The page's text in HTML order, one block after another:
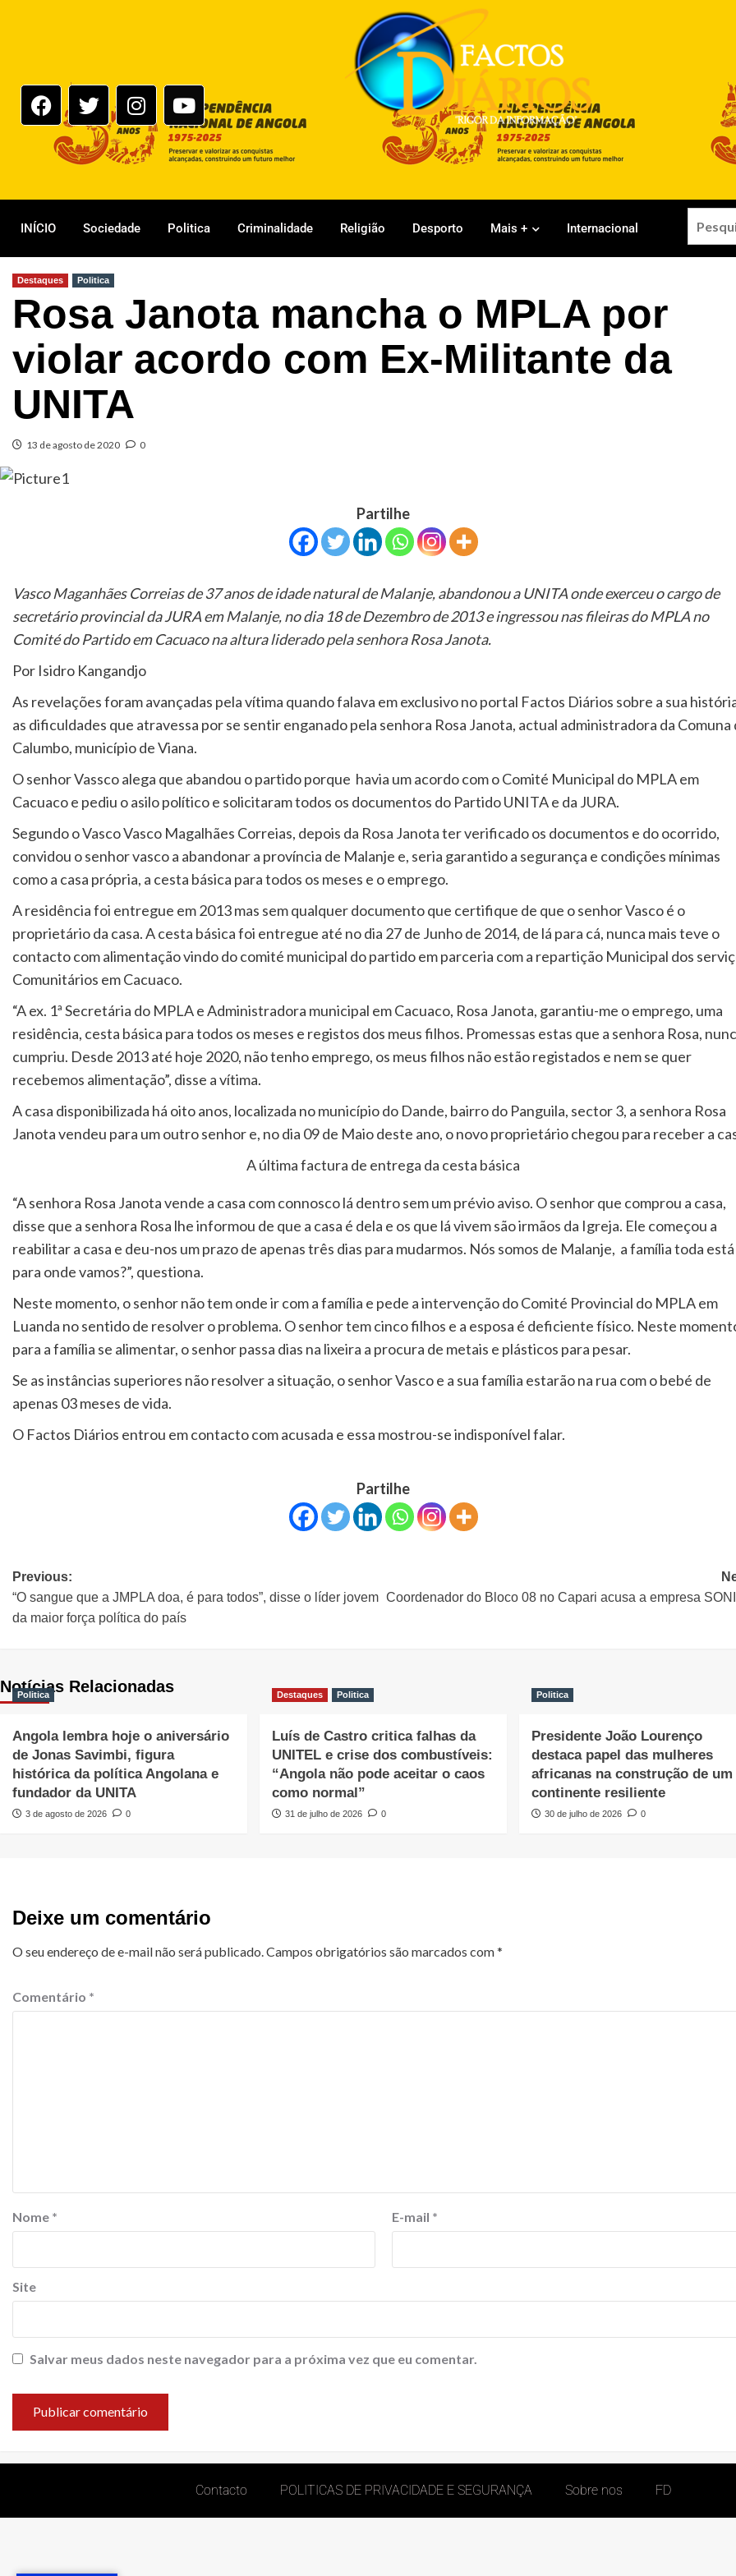
INÍCIO Sociedade Politica Criminalidade Religião Desporto Mais + Internacional
Destaques Politica
Rosa Janota mancha o MPLA por
violar acordo com Ex-Militante da
UNITA
13 de agosto de 2020 0
Partilhe
Vasco Maganhães Correias de 37 anos de idade natural de Malanje, abandonou a UNITA onde exerceu o cargo de
secretário provincial da JURA em Malanje, no dia 18 de Dezembro de 2013 e ingressou nas fileiras do MPLA no
Comité do Partido em Cacuaco na altura liderado pela senhora Rosa Janota.
Por Isidro Kangandjo
As revelações foram avançadas pela vítima quando falava em exclusivo no portal Factos Diários sobre a sua
as dificuldades que atravessa por se sentir enganado pela senhora Rosa Janota, actual administradora da Comuna
Calumbo, município de Viana.
O senhor Vassco alega que abandou o partido porque havia um acordo com o Comité Municipal do MPLA em
Cacuaco e pediu o asilo político e solicitaram todos os documentos do Partido UNITA e da JURA.
Segundo o Vasco Vasco Magalhães Correias, depois da Rosa Janota ter verificado os documentos e do ocorrido,
convidou o senhor vasco a abandonar a província de Malanje e, seria garantido a segurança e condições mínimas
como a casa própria, a cesta básica para todos os meses e o emprego.
A residência foi entregue em 2013 mas sem qualquer documento que certifique de que o senhor Vasco é o
proprietário da casa. A cesta básica foi entregue até no dia 27 de Junho de 2014, de lá para cá, nunca mais teve o
contacto com alimentação vindo do comité municipal do partido em parceria com a repartição Municipal dos
Comunitários em Cacuaco.
“A ex. 1ª Secretária do MPLA e Administradora municipal em Cacuaco, Rosa Janota, garantiu-me o emprego, uma
residência, cesta básica para todos os meses e registos dos meus filhos. Promessas estas que a senhora Rosa,
cumpriu. Desde 2013 até hoje 2020, não tenho emprego, os meus filhos não estão registados e nem se quer
recebemos alimentação”, disse a vítima.
A casa disponibilizada há oito anos, localizada no município do Dande, bairro do Panguila, sector 3, a senhora Rosa
Janota vendeu para um outro senhor e, no dia 09 de Maio deste ano, o novo proprietário chegou para receber a
A última factura de entrega da cesta básica
“A senhora Rosa Janota vende a casa com connosco lá dentro sem um prévio aviso. O senhor que comprou a casa,
disse que a senhora Rosa lhe informou de que a casa é dela e os que lá vivem são irmãos da Igreja. Ele começou a
reabilitar a casa e deu-nos um prazo de apenas três dias para mudarmos. Nós somos de Malanje, a família toda está
para onde vamos?”, questiona.
Neste momento, o senhor não tem onde ir com a família e pede a intervenção do Comité Provincial do MPLA em
Luanda no sentido de resolver o problema. O senhor tem cinco filhos e a esposa é deficiente físico. Neste
para a família se alimentar, o senhor passa dias na lixeira a procura de metais e plásticos para pesar.
Se as instâncias superiores não resolver a situação, o senhor Vasco e a sua família estarão na rua com o bebé de
apenas 03 meses de vida.
O Factos Diários entrou em contacto com acusada e essa mostrou-se indisponível falar.
Partilhe
Previous:
“O sangue que a JMPLA doa, é para todos”, disse o líder jovem
da maior força política do país
Coordenador do Bloco 08 no Capari acusa a empresa
Notícias Relacionadas
Politica
Angola lembra hoje o aniversário
de Jonas Savimbi, figura
histórica da política Angolana e
fundador da UNITA
3 de agosto de 2026 0
Destaques Politica
Luís de Castro critica falhas da
UNITEL e crise dos combustíveis:
“Angola não pode aceitar o caos
como normal”
31 de julho de 2026 0
Politica
Presidente João Lourenço
destaca papel das mulheres
africanas na construção de um
continente resiliente
30 de julho de 2026 0
Deixe um comentário
O seu endereço de e-mail não será publicado.Campos obrigatórios são marcados com*
Comentário *
Nome * E-mail *
Site
Salvar meus dados neste navegador para a próxima vez que eu comentar.
Contacto POLITICAS DE PRIVACIDADE E SEGURANÇA Sobre nos FD